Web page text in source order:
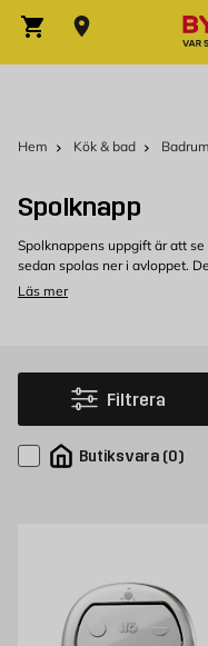
Varukorg
Hem Kök & bad Badrum
Spolknapp
Spolknappens uppgift är att
sedan spolas ner i avloppet.
välja mellan, inklusive
Köp spolknapp hos
Välkommen att kolla in vårt
bekvämt från Byggmax. Kom
Läs mer
Filtrera
Butiksvara (0)